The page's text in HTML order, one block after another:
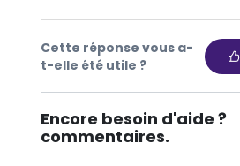
Cette réponse vous a-
t-elle été utile ?
Encore besoin d'aide ?
commentaires.